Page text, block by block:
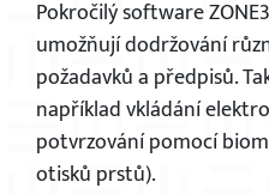
Pokročilý software
umožňují dodržování
požadavků a předpisů.
například vkládání
potvrzování pomocí
otisků prstů).